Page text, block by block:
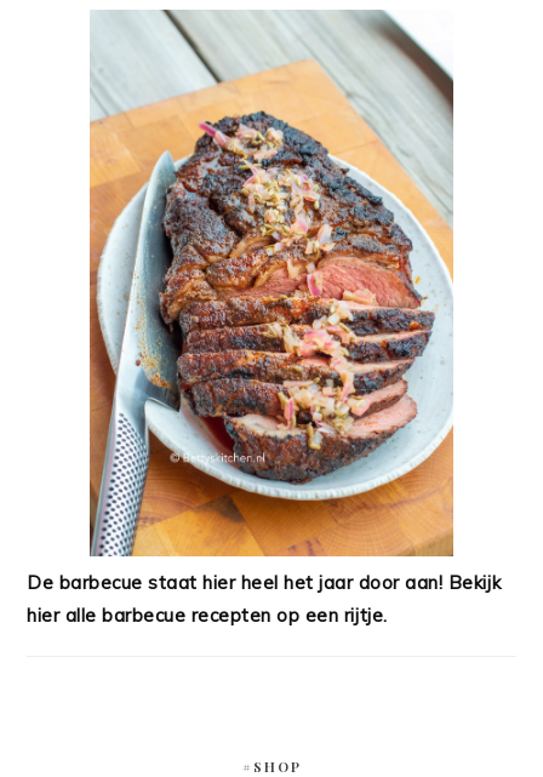
De barbecue staat hier heel het jaar door aan! Bekijk
hier alle barbecue recepten op een rijtje.
#SHOP